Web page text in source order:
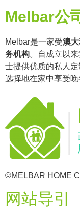
Melbar公
Melbar是一家受澳
务机构。自成立以
士提供优质的私人
选择地在家中享受晚
©MELBAR HOME
网站导引